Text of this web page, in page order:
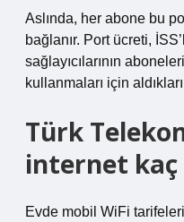
Aslında, her abone bu
bağlanır. Port ücreti,
sağlayıcılarının
kullanmaları için
Türk
internet kaç
Evde mobil WiFi